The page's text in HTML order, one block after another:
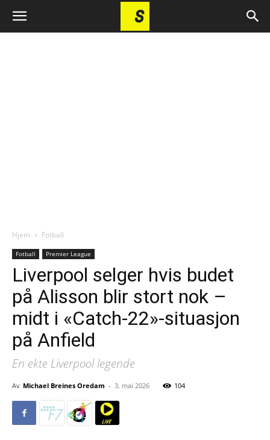
Hjem Fotball
Fotball Premier League
Liverpool selger hvis budet
på Alisson blir stort nok –
midt i «Catch-22»-situasjon
på Anfield
En ekte Liverpool legende
Av Michael Breines Oredam - 3. mai 2026 104